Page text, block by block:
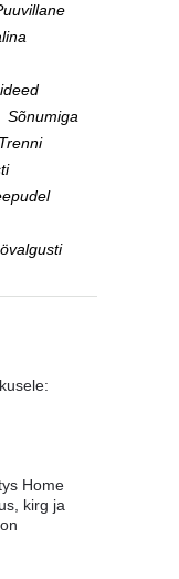
Sõnumiga
Trenni
Home
kirg ja